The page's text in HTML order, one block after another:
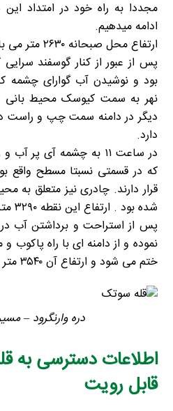
مجددا به راه خود در امتداد
ادامه میدهیم.
ارتفاع محل صبحانه ۲۶۳۰ متر می باشد.
پس از عبور از کنار گوسفند
بود و نوشیدن آب گوارای چشمه
نهر به سمت کیوسک محیط بانی
دیگر در دامنه سمت چپ و راست
دارد.
در ساعت ۱۱ به چشمه آی
که در قسمتی نسبتا مسطح واقع
قرار دارند. چادری نیز متعلق به
شده بود . ارتفاع این نقطه ۳۲۹۰ متر است.
نموده و از دامنه ای با راه پاکوب و
ختم می شود و ارتفاع آن ۳۵۴۰ متر است .
دره وارنگرود –
اطلاعات دسترسی به
قابل رویت